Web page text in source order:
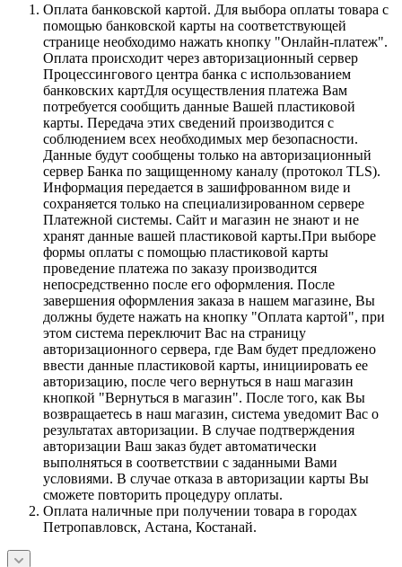
Оплата банковской картой. Для выбора оплаты товара с
помощью банковской карты на соответствующей
странице необходимо нажать кнопку "Онлайн-платеж".
Оплата происходит через авторизационный сервер
Процессингового центра банка с использованием
банковских картДля осуществления платежа Вам
потребуется сообщить данные Вашей пластиковой
карты. Передача этих сведений производится с
соблюдением всех необходимых мер безопасности.
Данные будут сообщены только на авторизационный
сервер Банка по защищенному каналу (протокол TLS).
Информация передается в зашифрованном виде и
сохраняется только на специализированном сервере
Платежной системы. Сайт и магазин не знают и не
хранят данные вашей пластиковой карты.При выборе
формы оплаты с помощью пластиковой карты
проведение платежа по заказу производится
непосредственно после его оформления. После
завершения оформления заказа в нашем магазине, Вы
должны будете нажать на кнопку "Оплата картой", при
этом система переключит Вас на страницу
авторизационного сервера, где Вам будет предложено
ввести данные пластиковой карты, инициировать ее
авторизацию, после чего вернуться в наш магазин
кнопкой "Вернуться в магазин". После того, как Вы
возвращаетесь в наш магазин, система уведомит Вас о
результатах авторизации. В случае подтверждения
авторизации Ваш заказ будет автоматически
выполняться в соответствии с заданными Вами
условиями. В случае отказа в авторизации карты Вы
сможете повторить процедуру оплаты.
Оплата наличные при получении товара в городах
Петропавловск, Астана, Костанай.